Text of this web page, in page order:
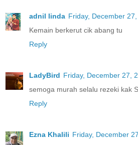
adnil linda Friday, December
Kemain berkerut cik abang tu
Reply
LadyBird Friday, December 27,
semoga murah selalu rezeki kak
Reply
Ezna Khalili Friday, December